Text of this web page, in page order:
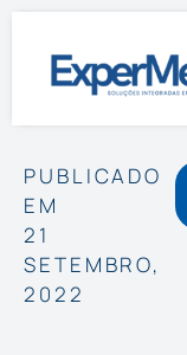
PUBLICADO
EM
21
SETEMBRO,
2022